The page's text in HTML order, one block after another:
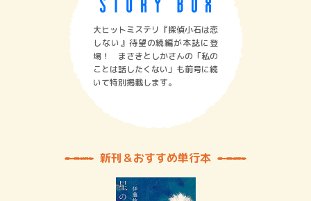
大ヒットミステリ『探偵小石は恋
しない』待望の続編が本誌に登
場！ まさきとしかさんの「私の
ことは話したくない」も前号に続
いて特別掲載します。
新刊＆おすすめ単行本